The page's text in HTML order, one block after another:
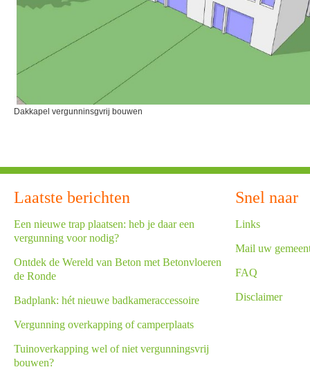
Dakkapel vergunninsgvrij bouwen
Laatste berichten
Een nieuwe trap plaatsen: heb je daar een
vergunning voor nodig?
Ontdek de Wereld van Beton met Betonvloeren
de Ronde
Badplank: hét nieuwe badkameraccessoire
Vergunning overkapping of camperplaats
Tuinoverkapping wel of niet vergunningsvrij
bouwen?
Snel naar
Links
Mail uw
FAQ
Disclaimer